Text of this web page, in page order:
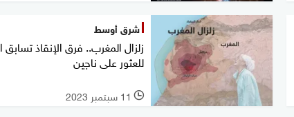
شرق أوسط
زلزال المغرب.. فرق الإنقاذ تسابق
للعثور على ناجين
l 11 سبتمبر 2023